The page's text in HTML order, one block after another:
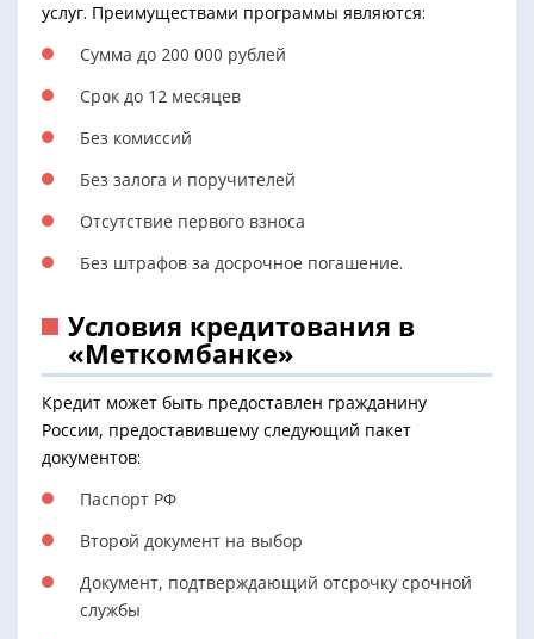
услуг. Преимуществами программы являются:
Сумма до 200 000 рублей
Срок до 12 месяцев
Без комиссий
Без залога и поручителей
Отсутствие первого взноса
Без штрафов за досрочное погашение.
Условия кредитования в
«Меткомбанке»
Кредит может быть предоставлен гражданину
России, предоставившему следующий пакет
документов:
Паспорт РФ
Второй документ на выбор
Документ, подтверждающий отсрочку срочной
службы